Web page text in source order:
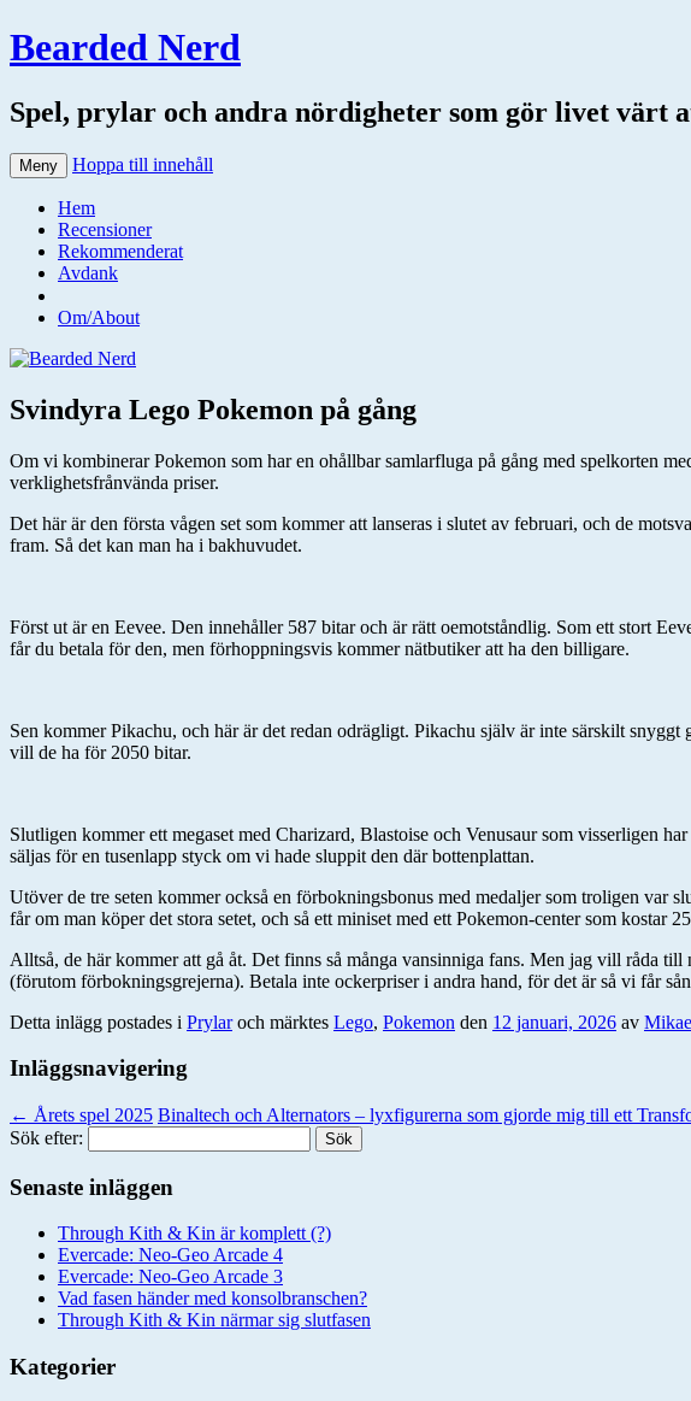
Bearded Nerd
Spel, prylar och andra nördigheter som gör livet värt
Meny Hoppa till innehåll
Hem
Recensioner
Rekommenderat
Avdank
Om/About
Svindyra Lego Pokemon på gång
Om vi kombinerar Pokemon som har en ohållbar samlarfluga på gång med spelkorten
verklighetsfrånvända priser.
Det här är den första vågen set som kommer att lanseras i slutet av februari, och de
fram. Så det kan man ha i bakhuvudet.
Först ut är en Eevee. Den innehåller 587 bitar och är rätt oemotståndlig. Som ett stort
får du betala för den, men förhoppningsvis kommer nätbutiker att ha den billigare.
Sen kommer Pikachu, och här är det redan odrägligt. Pikachu själv är inte särskilt
vill de ha för 2050 bitar.
Slutligen kommer ett megaset med Charizard, Blastoise och Venusaur som visserligen
säljas för en tusenlapp styck om vi hade sluppit den där bottenplattan.
Utöver de tre seten kommer också en förbokningsbonus med medaljer som troligen var
får om man köper det stora setet, och så ett miniset med ett Pokemon-center som kostar
Alltså, de här kommer att gå åt. Det finns så många vansinniga fans. Men jag vill råda
(förutom förbokningsgrejerna). Betala inte ockerpriser i andra hand, för det är så vi får
Detta inlägg postades i Prylaroch märktes Lego, Pokemon den 12 januari, 2026 av
Inläggsnavigering
← Årets spel 2025 Binaltech och Alternators – lyxfigurerna som gjorde mig till ett
Sök efter:
Senaste inläggen
Through Kith & Kin är komplett (?)
Evercade: Neo-Geo Arcade 4
Evercade: Neo-Geo Arcade 3
Vad fasen händer med konsolbranschen?
Through Kith & Kin närmar sig slutfasen
Kategorier